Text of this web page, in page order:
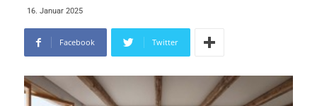
16. Januar 2025
Facebook Twitter